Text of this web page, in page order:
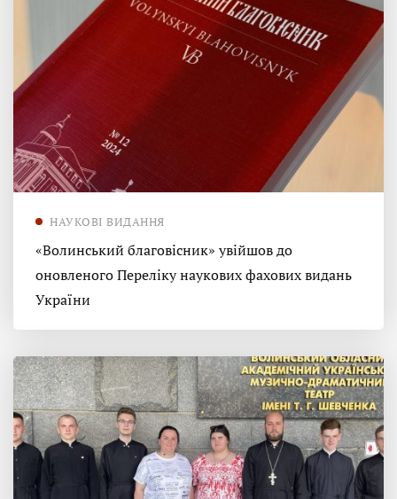
НАУКОВІ ВИДАННЯ
«Волинський благовісник» увійшов до
оновленого Переліку наукових фахових видань
України